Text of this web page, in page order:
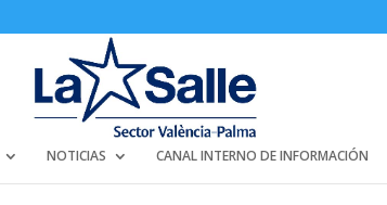
NOTICIAS CANAL INTERNO DE INFORMACIÓN